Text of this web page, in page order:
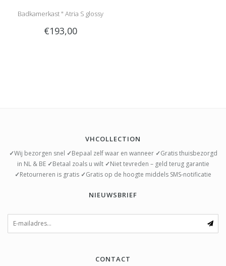
Badkamerkast " Atria S glossy
white "
€193,00
VHCOLLECTION
✓Wij bezorgen snel ✓Bepaal zelf waar en wanneer ✓Gratis thuisbezorgd
in NL & BE ✓Betaal zoals u wilt ✓Niet tevreden – geld terug garantie
✓Retourneren is gratis ✓Gratis op de hoogte middels SMS-notificatie
NIEUWSBRIEF
CONTACT